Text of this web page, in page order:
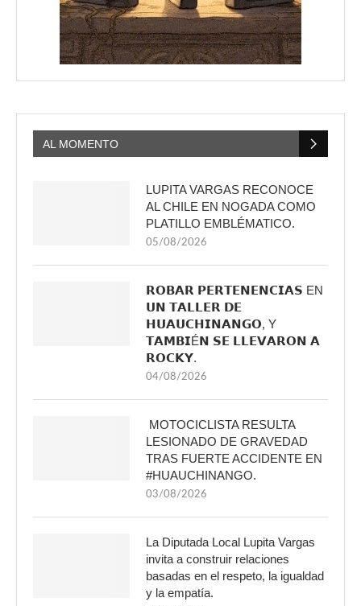
AL MOMENTO
LUPITA VARGAS RECONOCE
AL CHILE EN NOGADA COMO
PLATILLO EMBLÉMATICO.
05/08/2026
𝗥𝗢𝗕𝗔𝗥 𝗣𝗘𝗥𝗧𝗘𝗡𝗘𝗡𝗖𝗜𝗔𝗦 EN
𝗨𝗡 𝗧𝗔𝗟𝗟𝗘𝗥 𝗗𝗘
𝗛𝗨𝗔𝗨𝗖𝗛𝗜𝗡𝗔𝗡𝗚𝗢, Y
𝗧𝗔𝗠𝗕𝗜É𝗡 𝗦𝗘 𝗟𝗟𝗘𝗩𝗔𝗥𝗢𝗡 𝗔
𝗥𝗢𝗖𝗞𝗬.
04/08/2026
MOTOCICLISTA RESULTA
LESIONADO DE GRAVEDAD
TRAS FUERTE ACCIDENTE EN
#HUAUCHINANGO.
03/08/2026
La Diputada Local Lupita Vargas
invita a construir relaciones
basadas en el respeto, la igualdad
y la empatía.